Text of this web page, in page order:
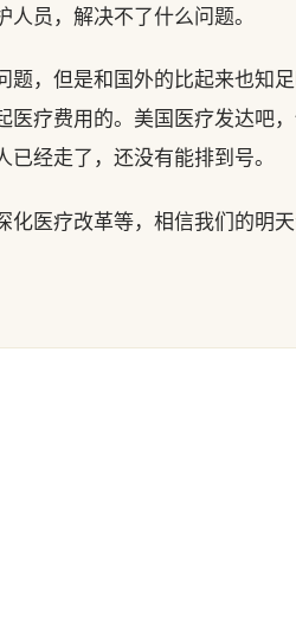
员，解决不了什么问题。
，但是和国外的比起来也知
疗费用的。美国医疗发达吧，
经走了，还没有能排到号。
医疗改革等，相信我们的明天